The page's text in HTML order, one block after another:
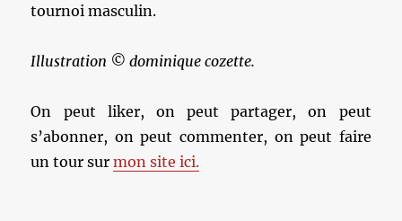
tournoi masculin.
Illustration © dominique cozette.
On peut liker, on peut partager, on peut
s’abonner, on peut commenter, on peut faire
un tour surmon site ici.